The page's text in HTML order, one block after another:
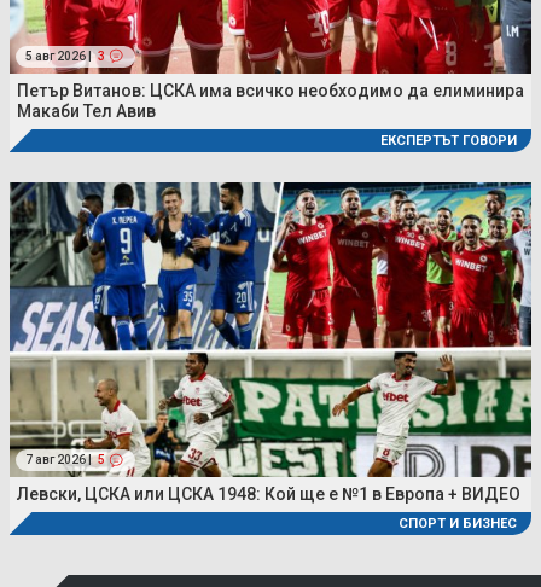
5 авг 2026 | 3
Петър Витанов: ЦСКА има всичко необходимо да елиминира
Макаби Тел Авив
ЕКСПЕРТЪТ ГОВОРИ
7 авг 2026 | 5
Левски, ЦСКА или ЦСКА 1948: Кой ще е №1 в Европа + ВИДЕО
СПОРТ И БИЗНЕС